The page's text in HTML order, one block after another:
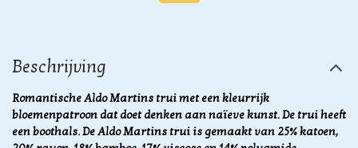
Beschrijving
Romantische Aldo Martins trui met een kleurrijk
bloemenpatroon dat doet denken aan naïeve kunst. De trui heeft
een boothals. De Aldo Martins trui is gemaakt van 25% katoen,